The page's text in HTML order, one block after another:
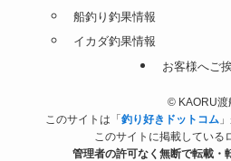
船釣り釣果情報
イカダ釣果情報
お客様へご
©KAORU渡
このサイトは「釣り好きドットコム
このサイトに掲載している
管理者の許可なく無断で転載・